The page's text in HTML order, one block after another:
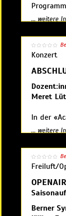
... weitere
Konzert
Meret
In der
Das
... weitere
Freiluft/
Berner